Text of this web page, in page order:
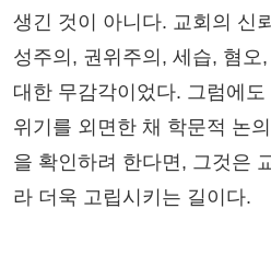
생긴 것이 아니다. 교회의 신
성주의, 권위주의, 세습, 혐오
대한 무감각이었다. 그럼에
위기를 외면한 채 학문적 논
을 확인하려 한다면, 그것은
라 더욱 고립시키는 길이다.